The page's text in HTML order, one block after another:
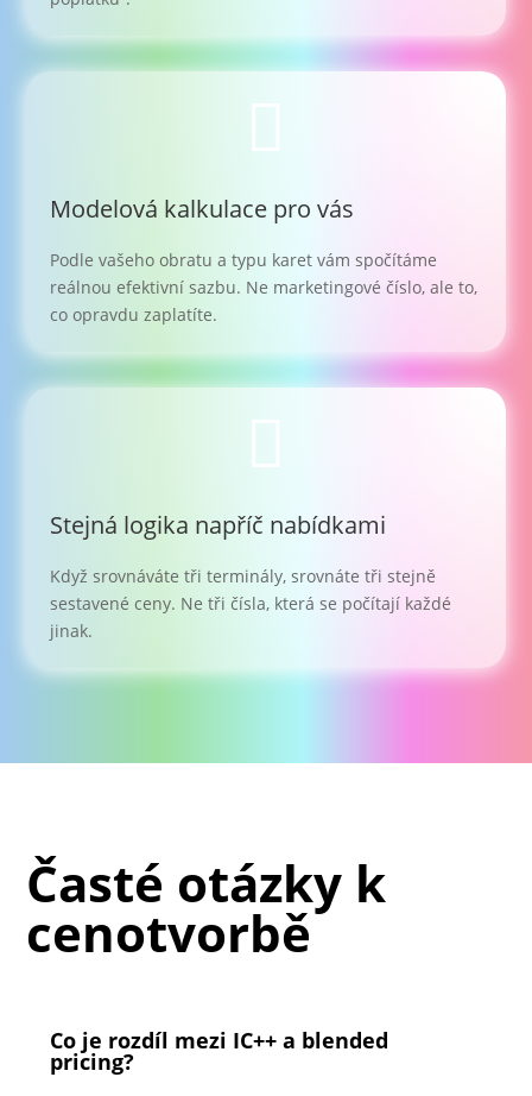

Modelová kalkulace pro vás
Podle vašeho obratu a typu karet vám spočítáme
reálnou efektivní sazbu. Ne marketingové číslo, ale to,
co opravdu zaplatíte.

Stejná logika napříč nabídkami
Když srovnáváte tři terminály, srovnáte tři stejně
sestavené ceny. Ne tři čísla, která se počítají každé
jinak.
Časté otázky k
cenotvorbě
Co je rozdíl mezi IC++ a blended
pricing?